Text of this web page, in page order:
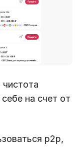
на счет от
p2p,